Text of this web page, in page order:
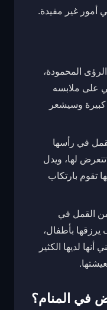
أمور غير مفيدة.
المحمودة،
على ملابسه
كبيرة وسيشعر
في رأسها
لها، ويدل
تقوم بارتكاب
من القمل في
بأطفال،
لديها الكثير
في المنام؟